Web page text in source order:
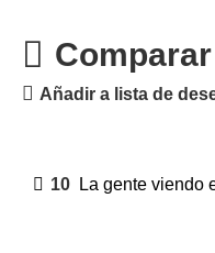
Comparar
Añadir a lista de
10 La gente viendo